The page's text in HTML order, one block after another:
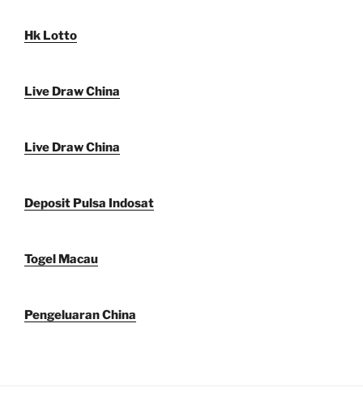
Hk Lotto
Live Draw China
Live Draw China
Deposit Pulsa Indosat
Togel Macau
Pengeluaran China